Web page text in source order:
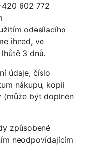
602 772
odesílacího
ihned, ve
3 dnů.
údaje, číslo
nákupu, kopii
(může být doplněn
způsobené
neodpovídajícím